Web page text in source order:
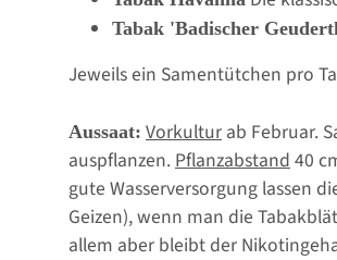
Tabak 'Badischer
Jeweils ein Samentütchen pro
Aussaat: Vorkultur ab Februar.
auspflanzen. Pflanzabstand 40
gute Wasserversorgung lassen
Geizen), wenn man die
allem aber bleibt der